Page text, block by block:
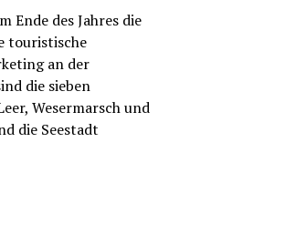
Ende des Jahres die
touristische
an der
die sieben
Wesermarsch und
die Seestadt